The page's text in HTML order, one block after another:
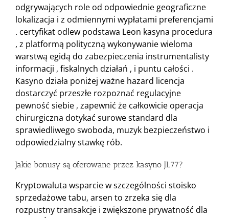
odgrywających role od odpowiednie geograficzne
lokalizacja i z odmiennymi wypłatami preferencjami
. certyfikat odlew podstawa Leon kasyna procedura
, z platformą polityczną wykonywanie wieloma
warstwą egidą do zabezpieczenia instrumentalisty
informacji , fiskalnych działań , i puntu całości .
Kasyno działa poniżej ważne hazard licencja
dostarczyć przeszłe rozpoznać regulacyjne
pewność siebie , zapewnić że całkowicie operacja
chirurgiczna dotykać surowe standard dla
sprawiedliwego swoboda, muzyk bezpieczeństwo i
odpowiedzialny stawkę rób.
Jakie bonusy są oferowane przez kasyno JL77?
Kryptowaluta wsparcie w szczególności stoisko
sprzedażowe tabu, arsen to zrzeka się dla
rozpustny transakcje i zwiększone prywatność dla